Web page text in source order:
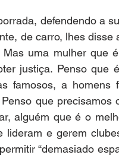
defendendo a
de carro, lhes disse
uma mulher que
justiça. Penso que
famosos, a homens
que precisamos
alguém que é o
lideram e gerem
“demasiado